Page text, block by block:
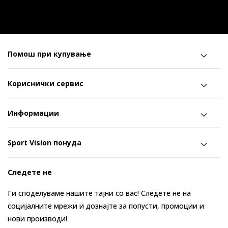
Помош при купување
Кориснички сервис
Информации
Sport Vision понуда
Следете не
Ги споделуваме нашите тајни со вас! Следете не на
социјалните мрежи и дознајте за попусти, промоции и
нови производи!